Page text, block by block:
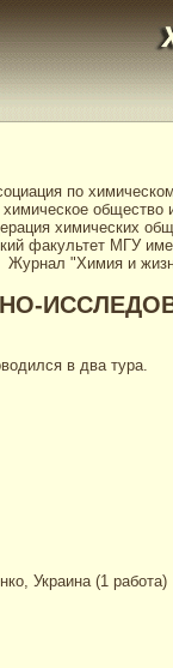
по
химическое
химических
факультет МГУ
Журнал "Химия и
в два тура.
Украина (1 работа)